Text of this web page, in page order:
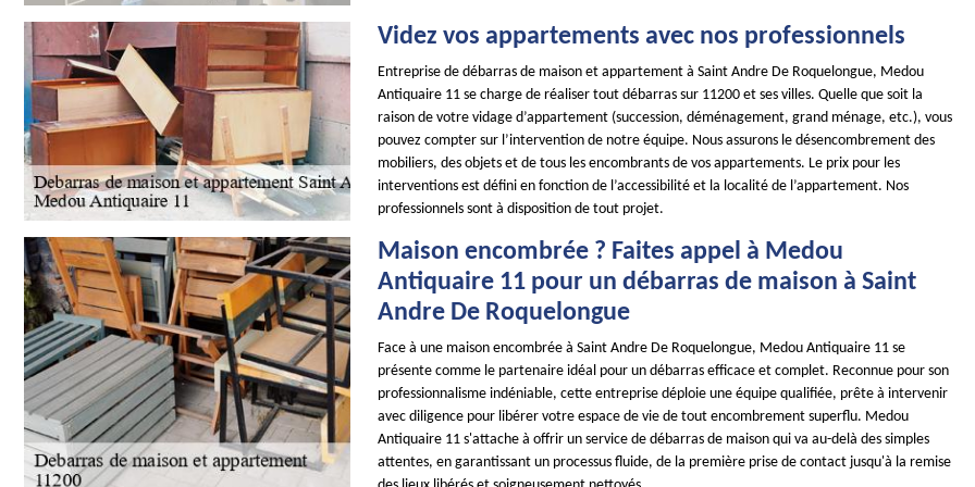
Videz vos appartements avec nos professionnels
Entreprise de débarras de maison et appartement à Saint Andre De Roquelongue, Medou
Antiquaire 11 se charge de réaliser tout débarras sur 11200 et ses villes. Quelle que soit la
raison de votre vidage d’appartement (succession, déménagement, grand ménage, etc.), vous
pouvez compter sur l’intervention de notre équipe. Nous assurons le désencombrement des
mobiliers, des objets et de tous les encombrants de vos appartements. Le prix pour les
interventions est défini en fonction de l’accessibilité et la localité de l’appartement. Nos
professionnels sont à disposition de tout projet.
Maison encombrée ? Faites appel à Medou
Antiquaire 11 pour un débarras de maison à Saint
Andre De Roquelongue
Face à une maison encombrée à Saint Andre De Roquelongue, Medou Antiquaire 11 se
présente comme le partenaire idéal pour un débarras efficace et complet. Reconnue pour son
professionnalisme indéniable, cette entreprise déploie une équipe qualifiée, prête à intervenir
avec diligence pour libérer votre espace de vie de tout encombrement superflu. Medou
Antiquaire 11 s'attache à offrir un service de débarras de maison qui va au-delà des simples
attentes, en garantissant un processus fluide, de la première prise de contact jusqu'à la remise